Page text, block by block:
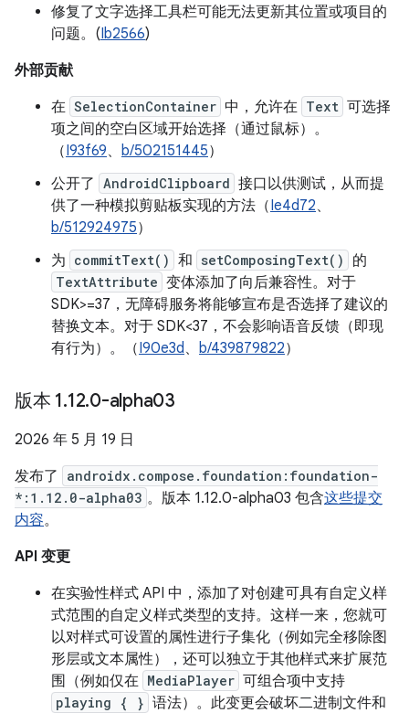
修复了文字选择工具栏可能无法更新其位置或项目的
问题。(Ib2566)
外部贡献
在 SelectionContainer 中，允许在 Text 可选择
项之间的空白区域开始选择（通过鼠标）。
（I93f69、 b/502151445）
公开了 AndroidClipboard 接口以供测试，从而提
供了一种模拟剪贴板实现的方法（Ie4d72、
b/512924975）
为 commitText() 和 setComposingText() 的
TextAttribute 变体添加了向后兼容性。对于
SDK>=37，无障碍服务将能够宣布是否选择了建议的
替换文本。对于 SDK<37，不会影响语音反馈（即现
有行为）。（I90e3d、 b/439879822）
版本 1.12.0-alpha03
2026 年 5 月 19 日
发布了
androidx.compose.foundation:foundation-
*:1.12.0-alpha03 。版本 1.12.0-alpha03 包含这些提交
内容。
API 变更
在实验性样式 API 中，添加了对创建可具有自定义样
式范围的自定义样式类型的支持。这样一来，您就可
以对样式可设置的属性进行子集化（例如完全移除图
形层或文本属性），还可以独立于其他样式来扩展范
围（例如仅在 MediaPlayer 可组合项中支持
playing { } 语法）。此变更会破坏二进制文件和